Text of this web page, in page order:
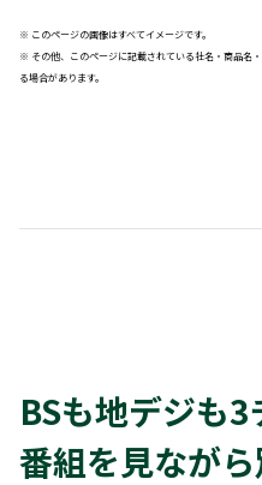
※ このページの画像はすべてイメージです。
※ その他、このページに記載されている社名・商品名
る場合があります。
BSも地デジも
番組を見なが